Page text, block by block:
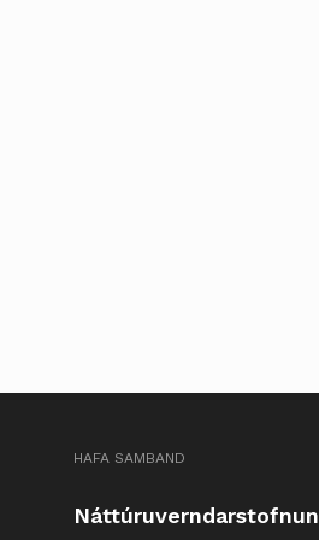
HAFA SAMBAND
Náttúruverndarstofnun